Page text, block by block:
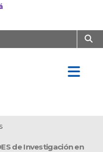
de Investigación en